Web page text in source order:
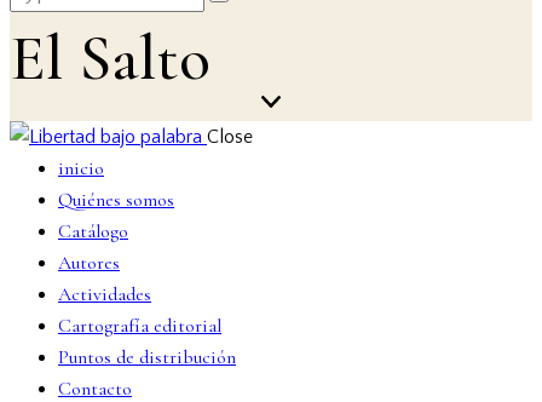
El Salto
Close
inicio
Quiénes somos
Catálogo
Autores
Actividades
Cartografía editorial
Puntos de distribución
Contacto